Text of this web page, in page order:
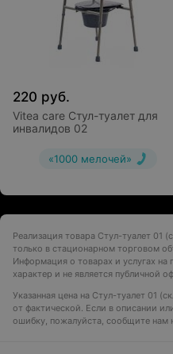
220 руб.
Vitea care Стул-туалет для
инвалидов 02
«1000 мелочей»
Реализация товара Стул-туалет 01
только в стационарном торговом
Информация о товарах и услугах на
характер и не является публичной
Указанная цена на Стул-туалет 01
от фактической. Если в описании
ошибку, пожалуйста, сообщите нам